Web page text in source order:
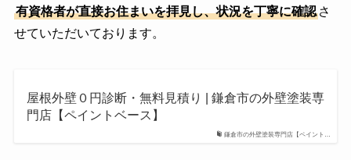
有資格者が直接お住まいを拝見し、状況を丁寧に確認さ
せていただいております。
鎌倉市の外壁塗装専門店【ペイント…
屋根外壁０円診断・無料⾒積り | 鎌倉市の外壁塗装専
門店【ペイントベース】